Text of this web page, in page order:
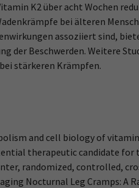
K2 über acht Wochen
bei älteren
assoziiert sind,
der Beschwerden. Weitere
stärkeren Krämpfen.
and cell biology of
therapeutic candidate
randomized, controlled,
Nocturnal Leg Cramps: A